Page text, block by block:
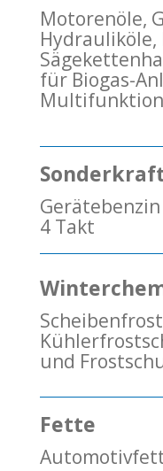
Motorenöle,
Hydrauliköle,
für Biogas-
4 Takt
und
Fette